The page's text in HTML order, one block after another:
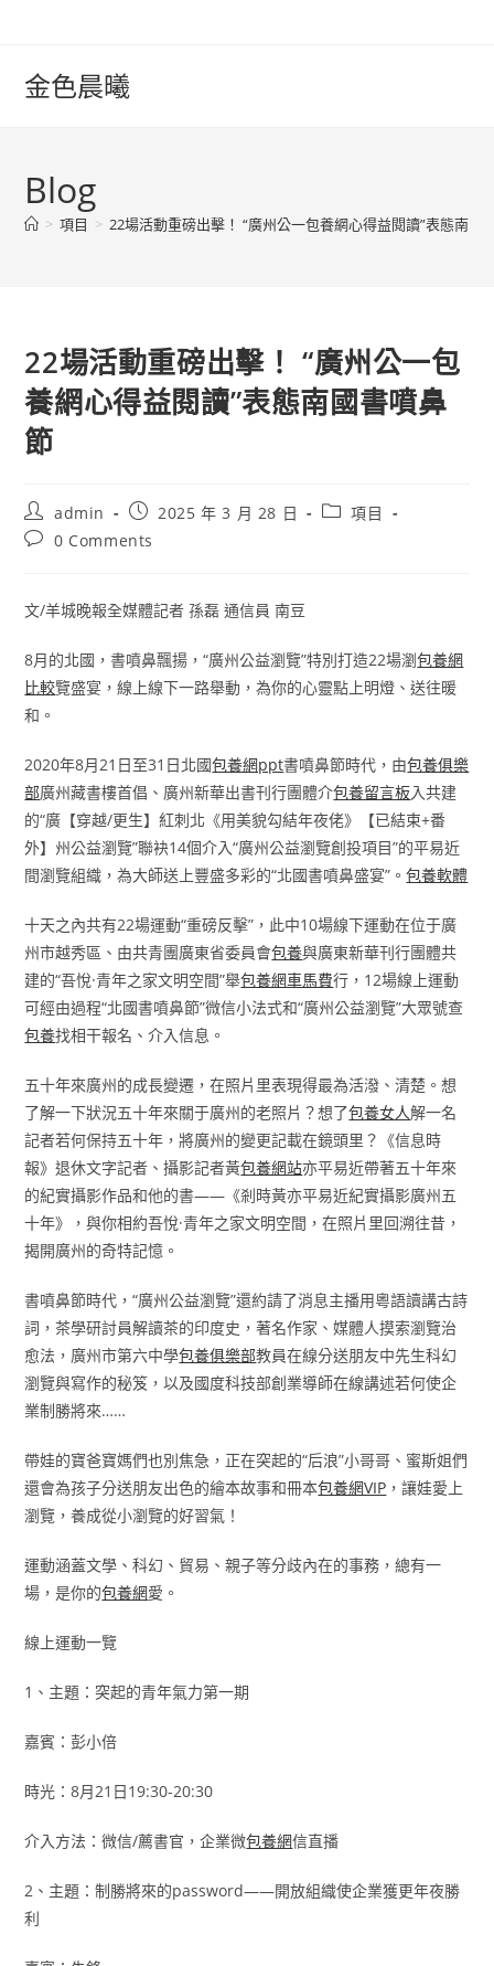
content金色晨曦
Blog
> 項目 > 22場活動重磅出擊！ “廣州公一包養網心得益閱讀”表態南國
22場活動重磅出擊！ “廣州公一包
養網心得益閱讀”表態南國書噴鼻
節
Post
author:
admin
Post
published:
2025 年 3 月 28 日
Post項目
Post0 Comments
文/羊城晚報全媒體記者 孫磊 通信員 南豆
8月的北國，書噴鼻飄揚，“廣州公益瀏覽”特別打造22場瀏包養網
比較覽盛宴，線上線下一路舉動，為你的心靈點上明燈、送往暖
和。
2020年8月21日至31日北國包養網ppt書噴鼻節時代，由包養俱樂
部廣州藏書樓首倡、廣州新華出書刊行團體介包養留言板入共建
的“廣【穿越/更生】紅刺北《用美貌勾結年夜佬》【已結束+番
外】州公益瀏覽”聯袂14個介入“廣州公益瀏覽創投項目”的平易近
間瀏覽組織，為大師送上豐盛多彩的“北國書噴鼻盛宴”。包養軟體
十天之內共有22場運動“重磅反擊”，此中10場線下運動在位于廣
州市越秀區、由共青團廣東省委員會包養與廣東新華刊行團體共
建的“吾悅·青年之家文明空間”舉包養網車馬費行，12場線上運動
可經由過程“北國書噴鼻節”微信小法式和“廣州公益瀏覽”大眾號查
包養找相干報名、介入信息。
五十年來廣州的成長變遷，在照片里表現得最為活潑、清楚。想
了解一下狀況五十年來關于廣州的老照片？想了包養女人解一名
記者若何保持五十年，將廣州的變更記載在鏡頭里？《信息時
報》退休文字記者、攝影記者黃包養網站亦平易近帶著五十年來
的紀實攝影作品和他的書——《剎時黃亦平易近紀實攝影廣州五
十年》，與你相約吾悅·青年之家文明空間，在照片里回溯往昔，
揭開廣州的奇特記憶。
書噴鼻節時代，“廣州公益瀏覽”還約請了消息主播用粵語讀講古詩
詞，茶學研討員解讀茶的印度史，著名作家、媒體人摸索瀏覽治
愈法，廣州市第六中學包養俱樂部教員在線分送朋友中先生科幻
瀏覽與寫作的秘笈，以及國度科技部創業導師在線講述若何使企
業制勝將來……
帶娃的寶爸寶媽們也別焦急，正在突起的“后浪”小哥哥、蜜斯姐們
還會為孩子分送朋友出色的繪本故事和冊本包養網VIP ，讓娃愛上
瀏覽，養成從小瀏覽的好習氣！
運動涵蓋文學、科幻、貿易、親子等分歧內在的事務，總有一
場，是你的包養網愛。
線上運動一覽
1、主題：突起的青年氣力第一期
嘉賓：彭小倍
時光：8月21日19:30-20:30
介入方法：微信/薦書官，企業微包養網信直播
2、主題：制勝將來的password——開放組織使企業獲更年夜勝
利